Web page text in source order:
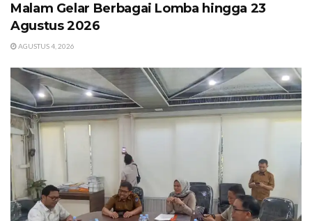
Malam Gelar Berbagai Lomba hingga 23
Agustus 2026
AGUSTUS 4, 2026